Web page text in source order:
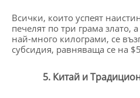
Всички, които успеят
печелят по три грама злато,
най-много килограми, се
субсидия, равняваща се на
5. Китай и